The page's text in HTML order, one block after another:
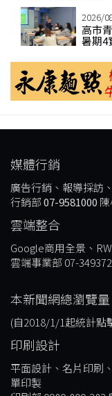
2026/
高市
暑期4
媒體行銷
廣告行銷、報導採訪
行銷部07-9581000
雲端整合
Google商用全景、
雲端事業部 07-
本新聞網總瀏覽
(自2018/1/1起統計點
印刷設計
平面設計、名片印刷
單印製